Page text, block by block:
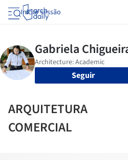
Iniciar sessão
Seguir
ARQUITETURA
COMERCIAL